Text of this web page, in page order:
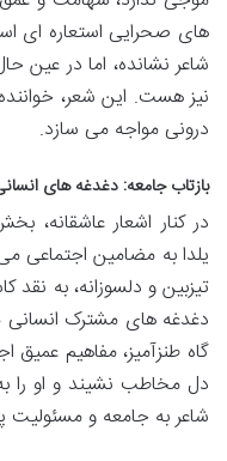
های صحرایی استعاره ای
شاعر نشانده، اما در عین
نیز هست. این شعر،
درونی مواجه می سازد.
بازتاب جامعه: دغدغه های
در کنار اشعار عاشقانه،
یلدا به مضامین اجتماعی می
تیزبین و دلسوزانه، به نقد
دغدغه های مشترک انسانی
گاه طنزآمیز، مفاهیم
دل مخاطب نشیند و او را
شاعر به جامعه و مسئولیت